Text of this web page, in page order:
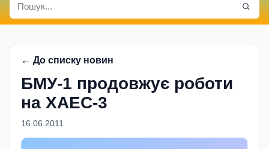
← До списку новин
БМУ-1 продовжує роботи
на ХАЕС-3
16.06.2011